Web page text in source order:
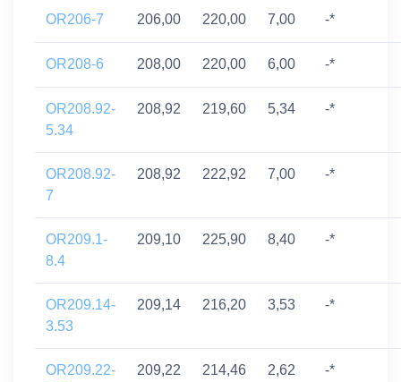
OR206-7 206,00 220,00 7,00 -*
OR208-6 208,00 220,00 6,00 -*
OR208.92-
5.34
208,92 219,60 5,34 -*
OR208.92-
7
208,92 222,92 7,00 -*
OR209.1-
8.4
209,10 225,90 8,40 -*
OR209.14-
3.53
209,14 216,20 3,53 -*
OR209.22-
209,22 214,46 2,62 -*